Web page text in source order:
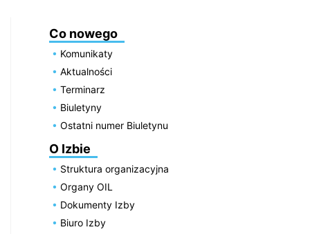
Co nowego
Komunikaty
Aktualności
Terminarz
Biuletyny
Ostatni numer Biuletynu
O Izbie
Struktura organizacyjna
Organy OIL
Dokumenty Izby
Biuro Izby